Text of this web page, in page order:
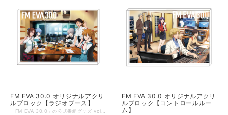
FM EVA 30.0 オリジナルアクリ
ルブロック【ラジオブース】
「FM EVA 30.0」の公式番組グッズ vol.2が登場！ 「FM EVA 30.0」の第二弾ビジュアルのアクリルブロックです。 ラジオブースにいる5人のパイロットたちに注目！ お部屋やデスクに飾ってお楽しみください！ 【商品概要】 サイズ：H148×H100×D20㎜ 透明アクリル20㎜厚 素材：アクリル ◇掲載商品 ご覧頂いている商品の写真につきましては、イメージ画像となります。 実際の商品と異なる場合がございます。ご了承ください。 【ご注意事項】 ①こちらの商品は【予約商品】です。 予約開始日：2026年4月28日（火） 15:00～ 発送開始日：2026年6月25日（木）から順次発送 *製造・発送の関係により、日程が前後することがございます。 *想定製造数に達し次第、販売を終了する可能性がございます。あらかじめご了承ください。 ②【FM EVA 30.0のオフィシャルグッズ】以外の商品との同梱発送は承ることができかねます。お手数をおかけしますが、ほかの商品をお求めの際は、別決済にてご注文ください。 （決済ごとに別途で送料がかかります）。 ©カラー
FM EVA 30.0 オリジナルアクリ
ルブロック【コントロールルー
ム】